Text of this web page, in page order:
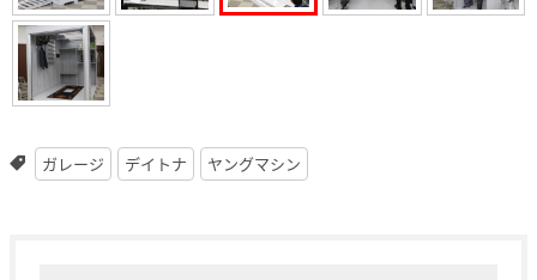
ガレージ デイトナ ヤングマシン